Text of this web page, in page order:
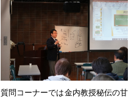
質問コーナーでは金内教授秘伝の甘